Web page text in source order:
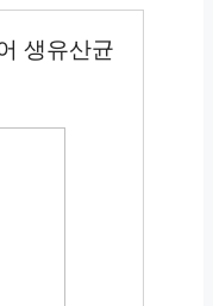
생유산균